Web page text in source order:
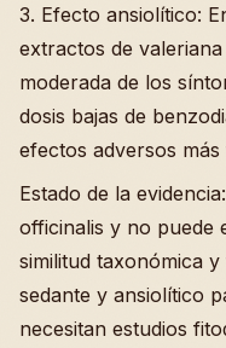
3. Efecto ansiolítico:
extractos de
moderada de los
dosis bajas de
efectos adversos
Estado de la
officinalis y no puede
similitud taxonómica
sedante y ansiolítico
necesitan estudios